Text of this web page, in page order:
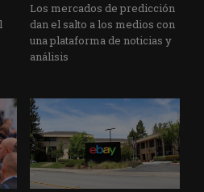
Los mercados de predicción
dan el salto a los medios con
una plataforma de noticias y
análisis